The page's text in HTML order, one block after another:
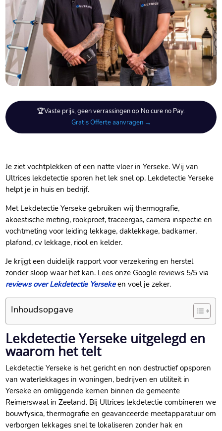
🏆Vaste prijs, geen verrassingen op No cure no Pay.
Gratis Offerte aanvragen →
Je ziet vochtplekken of een natte vloer in Yerseke.​ Wij van
Ultrices lekdetectie sporen het lek snel op.​ Lekdetectie Yerseke
helpt je in huis en bedrijf.​
Met Lekdetectie Yerseke gebruiken wij thermografie,
akoestische meting, rookproef, traceergas, camera inspectie en
vochtmeting voor leiding lekkage, daklekkage, badkamer,
plafond, cv lekkage, riool en kelder.​
Je krijgt een duidelijk rapport voor verzekering en herstel
zonder sloop waar het kan.​ Lees onze Google reviews 5/5 via
reviews over Lekdetectie Yersekeen voel je zeker.​
Inhoudsopgave
Lekdetectie Yerseke uitgelegd en
waarom het telt
Lekdetectie Yerseke is het gericht en non destructief opsporen
van waterlekkages in woningen, bedrijven en utiliteit in
Yerseke en omliggende kernen binnen de gemeente
Reimerswaal in Zeeland.​ Bij Ultrices lekdetectie combineren we
bouwfysica, thermografie en geavanceerde meetapparatuur om
verborgen lekkages snel te lokaliseren zonder hak en